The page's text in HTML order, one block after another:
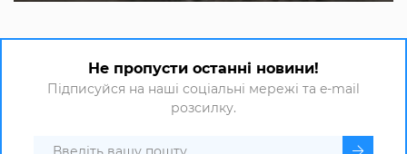
Не пропусти останні новини!
Підписуйся на наші соціальні мережі та e-mail
розсилку.